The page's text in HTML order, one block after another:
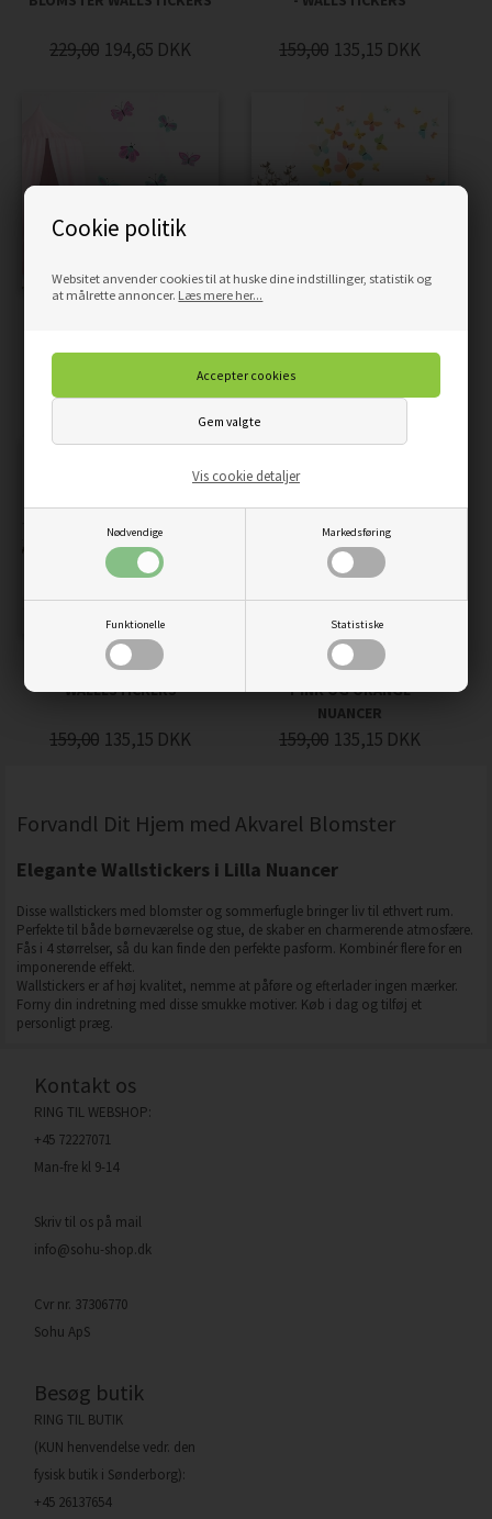
Cookie politik
Websitet anvender cookies til at huske dine indstillinger, statistik og
at målrette annoncer. Læs mere her...
Nødvendige Markedsføring
Funktionelle Statistiske
Vis cookie detaljer
229,00 194,65 DKK 159,00 135,15 DKK
159,00 135,15DKK 159,00 135,15DKK
FARVERIGE SOMMERFUGLE
WALLLSTICKERS
159,00 135,15 DKK
SOMMERFUGLE STICKERS I
PINK OG ORANGE
NUANCER
159,00 135,15 DKK
Forvandl Dit Hjem med Akvarel Blomster
Elegante Wallstickers i Lilla Nuancer
Disse wallstickers med blomster og sommerfugle bringer liv til ethvert rum.
Perfekte til både børneværelse og stue, de skaber en charmerende atmosfære.
Fås i 4 størrelser, så du kan finde den perfekte pasform. Kombinér flere for en
imponerende effekt.
Wallstickers er af høj kvalitet, nemme at påføre og efterlader ingen mærker.
Forny din indretning med disse smukke motiver. Køb i dag og tilføj et
personligt præg.
Kontakt os
RING TIL WEBSHOP:
+45 72227071
Man-fre kl 9-14
Skriv til os på mail
info@sohu-shop.dk
Cvr nr. 37306770
Sohu ApS
Besøg butik
RING TIL BUTIK
(KUN henvendelse vedr. den
fysisk butik i Sønderborg):
+45 26137654